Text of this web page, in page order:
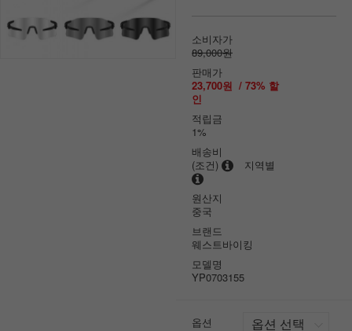
소비자가
89,000원
판매가
23,700원 / 73% 할
인
적립금
1%
배송비
(조건)
지역별
원산지
중국
브랜드
웨스트바이킹
모델명
YP0703155
옵션